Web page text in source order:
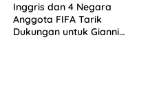
Inggris dan 4 Negara
Anggota FIFA Tarik
Dukungan untuk Gianni